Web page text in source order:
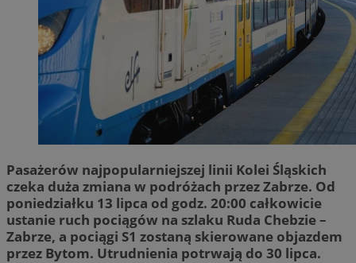
Pasażerów najpopularniejszej linii Kolei Śląskich
czeka duża zmiana w podróżach przez Zabrze. Od
poniedziałku 13 lipca od godz. 20:00 całkowicie
ustanie ruch pociągów na szlaku Ruda Chebzie –
Zabrze, a pociągi S1 zostaną skierowane objazdem
przez Bytom. Utrudnienia potrwają do 30 lipca.